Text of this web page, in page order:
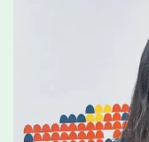
Dieselbe Familie
OPE/PE ist eine
Während in der